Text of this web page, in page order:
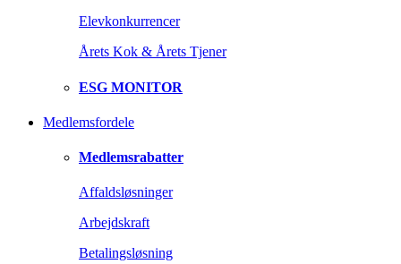
Elevkonkurrencer
Årets Kok & Årets Tjener
ESG MONITOR
Medlemsfordele
Medlemsrabatter
Affaldsløsninger
Arbejdskraft
Betalingsløsning